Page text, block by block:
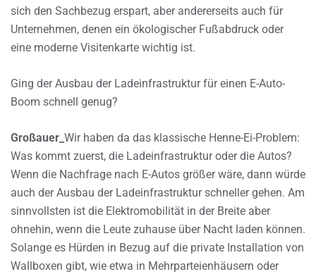
sich den Sachbezug erspart, aber andererseits auch für
Unternehmen, denen ein ökologischer Fußabdruck oder
eine moderne Visitenkarte wichtig ist.
Ging der Ausbau der Ladeinfrastruktur für einen E-Auto-
Boom schnell genug?
Großauer_ Wir haben da das klassische Henne-Ei-Problem:
Was kommt zuerst, die Ladeinfrastruktur oder die Autos?
Wenn die Nachfrage nach E-Autos größer wäre, dann würde
auch der Ausbau der Ladeinfrastruktur schneller gehen. Am
sinnvollsten ist die Elektromobilität in der Breite aber
ohnehin, wenn die Leute zuhause über Nacht laden können.
Solange es Hürden in Bezug auf die private Installation von
Wallboxen gibt, wie etwa in Mehrparteienhäusern oder